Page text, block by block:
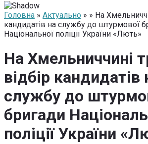
Головна » Актуально » » На
кандидатів на службу до штурмової
Національної поліції України «Лють»
На Хмельниччині
відбір кандидатів
службу до
бригади
поліції України